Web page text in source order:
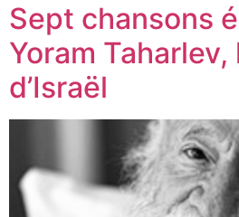
Sept chansons
Yoram
d’Israël